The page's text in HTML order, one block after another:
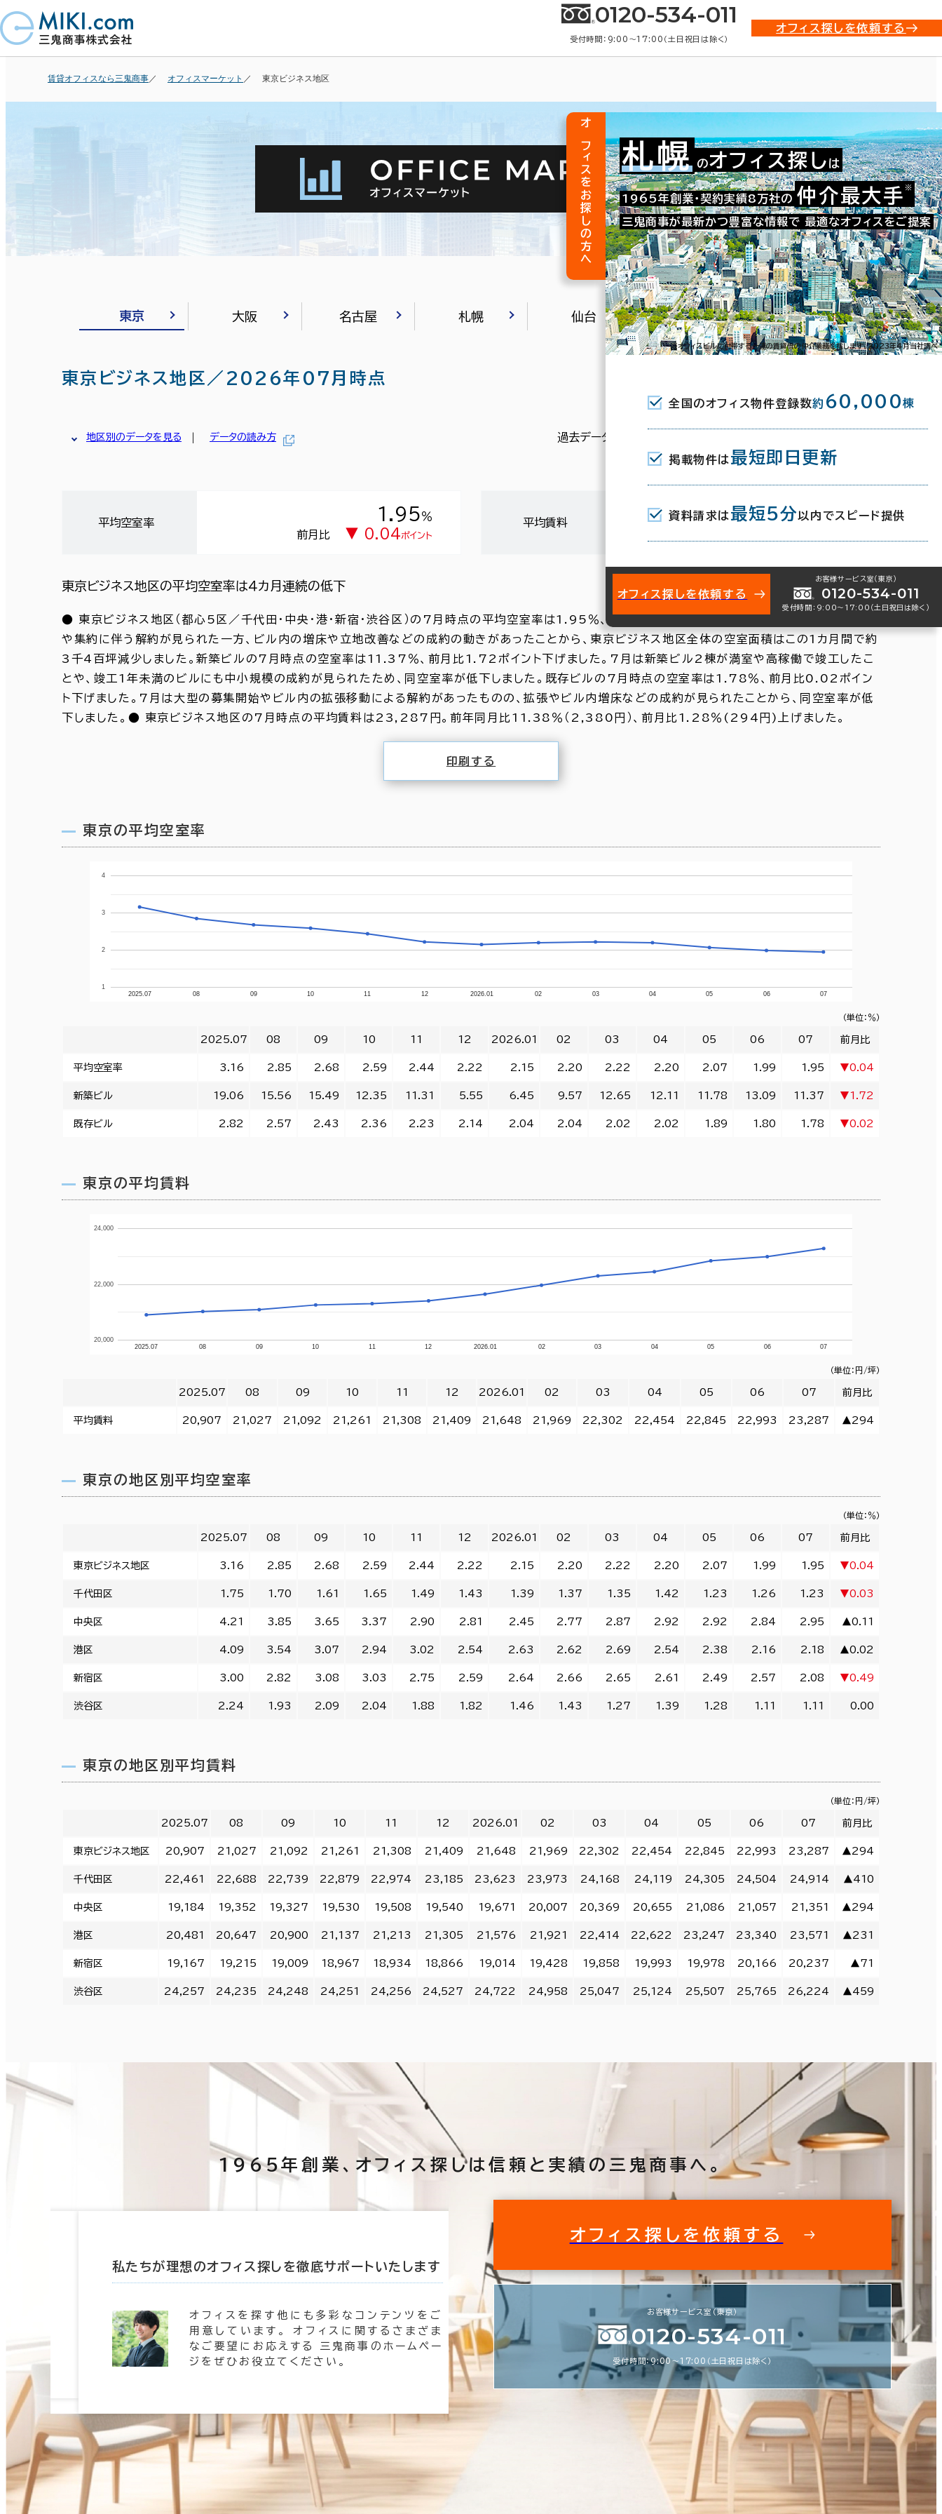
0120-534-011
受付時間：9:00〜17:00（土日祝日は除く）
オフィス探しを依頼する
賃貸オフィスなら三鬼商事 オフィスマーケット 東京ビジネス地区
東京 大阪 名古屋 札幌 仙台 横浜 福岡
東京ビジネス地区／2026年07月時点
地区別のデータを見る データの読み方 過去データを見る
平均空室率 1.95％
前月比
▼ 0.04ポイント
平均賃料 23,287円
東京ビジネス地区の平均空室率は４カ月連続の低下
● 東京ビジネス地区（都心5区／千代田・中央・港・新宿・渋谷区）の7月時点の平均空室率は1.95％、前月比0.04ポイント下げました。7月は募集開始
や集約に伴う解約が見られた一方、ビル内の増床や立地改善などの成約の動きがあったことから、東京ビジネス地区全体の空室面積はこの1カ月間で約
3千4百坪減少しました。新築ビルの7月時点の空室率は11.37％、前月比1.72ポイント下げました。7月は新築ビル2棟が満室や高稼働で竣工したこ
とや、竣工1年未満のビルにも中小規模の成約が見られたため、同空室率が低下しました。既存ビルの7月時点の空室率は1.78％、前月比0.02ポイン
ト下げました。7月は大型の募集開始やビル内の拡張移動による解約があったものの、拡張やビル内増床などの成約が見られたことから、同空室率が低
下しました。● 東京ビジネス地区の7月時点の平均賃料は23,287円。前年同月比11.38％（2,380円）、前月比1.28％(294円)上げました。
印刷する
東京の平均空室率
2025.07 08 09 10 11 12 2026.01 02 03 04 05 06 07
1
2
3
4
（単位：％）
2025.07 08 09 10 11 12 2026.01 02 03 04 05 06 07 前月比
平均空室率 3.16 2.85 2.68 2.59 2.44 2.22 2.15 2.20 2.22 2.20 2.07 1.99 1.95 ▼0.04
新築ビル 19.06 15.56 15.49 12.35 11.31 5.55 6.45 9.57 12.65 12.11 11.78 13.09 11.37 ▼1.72
既存ビル 2.82 2.57 2.43 2.36 2.23 2.14 2.04 2.04 2.02 2.02 1.89 1.80 1.78 ▼0.02
東京の平均賃料
2025.07 08 09 10 11 12 2026.01 02 03 04 05 06 07
20,000
22,000
24,000
（単位：円/坪）
2025.07 08 09 10 11 12 2026.01 02 03 04 05 06 07 前月比
平均賃料 20,907 21,027 21,092 21,261 21,308 21,409 21,648 21,969 22,302 22,454 22,845 22,993 23,287 ▲294
東京の地区別平均空室率
（単位：％）
2025.07 08 09 10 11 12 2026.01 02 03 04 05 06 07 前月比
東京ビジネス地区 3.16 2.85 2.68 2.59 2.44 2.22 2.15 2.20 2.22 2.20 2.07 1.99 1.95 ▼0.04
千代田区 1.75 1.70 1.61 1.65 1.49 1.43 1.39 1.37 1.35 1.42 1.23 1.26 1.23 ▼0.03
中央区 4.21 3.85 3.65 3.37 2.90 2.81 2.45 2.77 2.87 2.92 2.92 2.84 2.95 ▲0.11
港区 4.09 3.54 3.07 2.94 3.02 2.54 2.63 2.62 2.69 2.54 2.38 2.16 2.18 ▲0.02
新宿区 3.00 2.82 3.08 3.03 2.75 2.59 2.64 2.66 2.65 2.61 2.49 2.57 2.08 ▼0.49
渋谷区 2.24 1.93 2.09 2.04 1.88 1.82 1.46 1.43 1.27 1.39 1.28 1.11 1.11 0.00
東京の地区別平均賃料
（単位：円/坪）
2025.07 08 09 10 11 12 2026.01 02 03 04 05 06 07 前月比
東京ビジネス地区 20,907 21,027 21,092 21,261 21,308 21,409 21,648 21,969 22,302 22,454 22,845 22,993 23,287 ▲294
千代田区 22,461 22,688 22,739 22,879 22,974 23,185 23,623 23,973 24,168 24,119 24,305 24,504 24,914 ▲410
中央区 19,184 19,352 19,327 19,530 19,508 19,540 19,671 20,007 20,369 20,655 21,086 21,057 21,351 ▲294
港区 20,481 20,647 20,900 21,137 21,213 21,305 21,576 21,921 22,414 22,622 23,247 23,340 23,571 ▲231
新宿区 19,167 19,215 19,009 18,967 18,934 18,866 19,014 19,428 19,858 19,993 19,978 20,166 20,237 ▲71
渋谷区 24,257 24,235 24,248 24,251 24,256 24,527 24,722 24,958 25,047 25,124 25,507 25,765 26,224 ▲459
オフィスをお探しの方へ 札幌 のオフィス探し は
1965年創業・契約実績8万社の 仲介最大手 ※
三鬼商事が最新かつ豊富な情報で 最適なオフィスをご提案
※オフィスビルに付帯する一連の賃貸借の仲介業務を指します。2023年4月当社調べ
全国のオフィス物件登録数約 60,000棟
掲載物件は 最短即日更新
資料請求は 最短5分 以内でスピード提供
オフィス探しを依頼する
お客様サービス室（東京）
0120-534-011
受付時間：9:00〜17:00（土日祝日は除く）
1965年創業、 オフィス探しは信頼と実績の三鬼商事へ。
ます。
私たちが理想のオフィス探しを徹底サポートいたします
オフィスを探す他にも多彩なコンテンツをご
用意しています。 オフィスに関するさまざま
なご要望にお応えする 三鬼商事のホームペー
ジをぜひお役立てください。
オフィスビルの情報がすぐに欲しい！ そんな
時は三鬼商事へお問い合わせください。 より
速く、より正確に、より良い情報をお届けしま
す。
私
オフィス探しを依頼する
お客様サービス室（東京）
0120-534-011
受付時間：9:00〜17:00（土日祝日は除く）